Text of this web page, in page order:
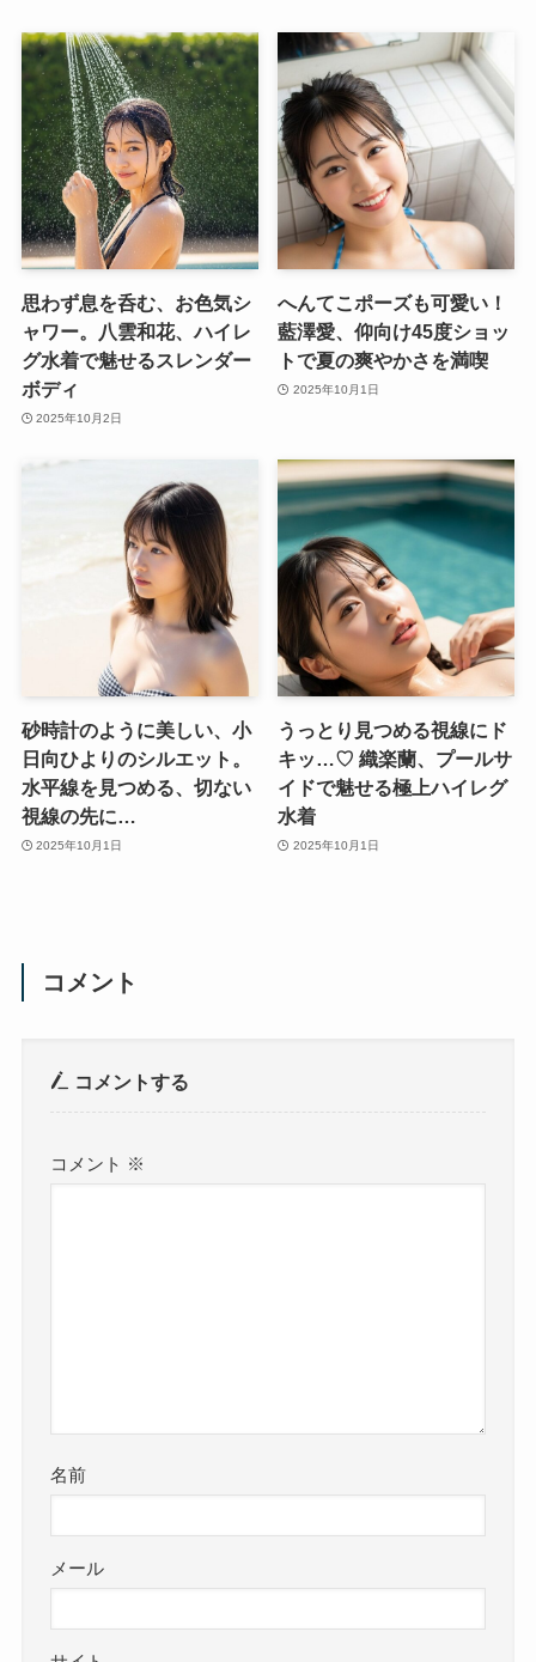
思わず息を呑む、お色気シ
ャワー。八雲和花、ハイレ
グ水着で魅せるスレンダー
ボディ
2025年10月2日
へんてこポーズも可愛い！
藍澤愛、仰向け45度ショッ
トで夏の爽やかさを満喫
2025年10月1日
砂時計のように美しい、小
日向ひよりのシルエット。
水平線を見つめる、切ない
視線の先に…
2025年10月1日
うっとり見つめる視線にド
キッ…♡ 織楽蘭、プールサ
イドで魅せる極上ハイレグ
水着
2025年10月1日
コメント
コメントする
コメント ※
名前
メール